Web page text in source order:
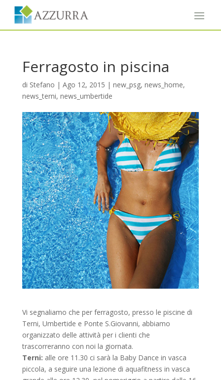
Ferragosto in piscina
di Stefano | Ago 12, 2015 | new_psg, news_home,
news_terni, news_umbertide
Vi segnaliamo che per ferragosto, presso le piscine di
Terni, Umbertide e Ponte S.Giovanni, abbiamo
organizzato delle attività per i clienti che
trascorreranno con noi la giornata.
Terni: alle ore 11.30 ci sarà la Baby Dance in vasca
piccola, a seguire una lezione di aquafitness in vasca